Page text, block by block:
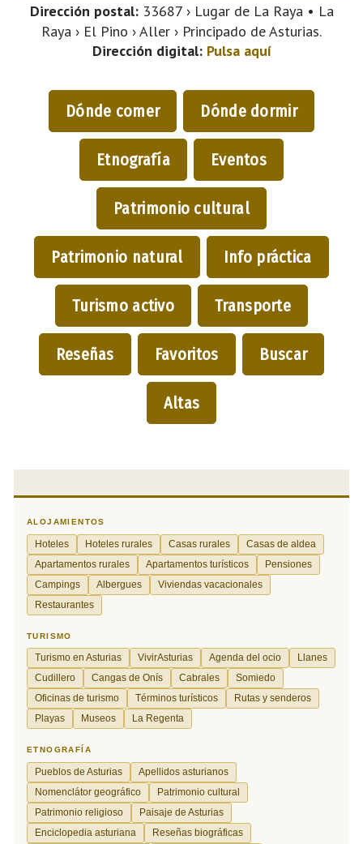
Dirección postal:33687 › Lugar de La Raya • La
Raya › El Pino › Aller › Principado de Asturias.
Dirección digital: Pulsa aquí
Dónde comer Dónde dormir
Etnografía Eventos
Patrimonio cultural
Patrimonio natural Info práctica
Turismo activo Transporte
Reseñas Favoritos Buscar
Altas